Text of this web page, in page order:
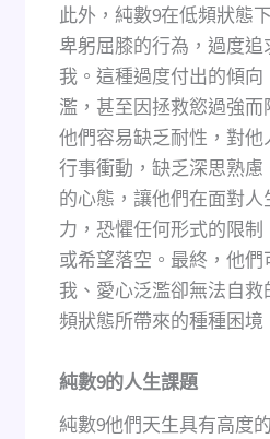
此外，純數9在低頻狀態
卑躬屈膝的行為，過度
我。這種過度付出的傾
濫，甚至因拯救慾過強而
他們容易缺乏耐性，對
行事衝動，缺乏深思熟
的心態，讓他們在面對
力，恐懼任何形式的限
或希望落空。最終，他
我、愛心泛濫卻無法自
頻狀態所帶來的種種困境
純數9的人生課題
純數9他們天生具有高度